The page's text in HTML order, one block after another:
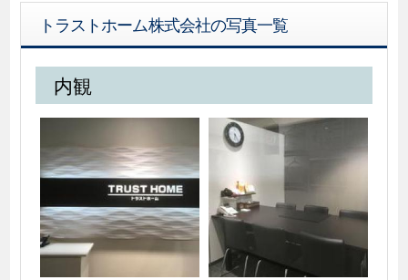
トラストホーム株式会社の写真一覧
内観